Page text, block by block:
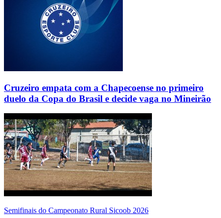
Cruzeiro empata com a Chapecoense no primeiro
duelo da Copa do Brasil e decide vaga no Mineirão
Semifinais do Campeonato Rural Sicoob 2026